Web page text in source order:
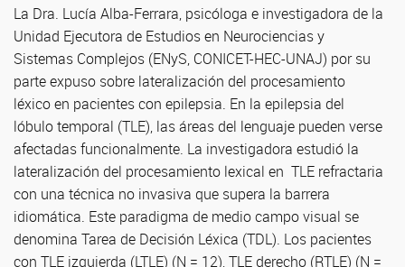
La Dra. Lucía Alba-Ferrara, psicóloga e investigadora de la
Unidad Ejecutora de Estudios en Neurociencias y
Sistemas Complejos (ENyS, CONICET-HEC-UNAJ) por su
parte expuso sobre lateralización del procesamiento
léxico en pacientes con epilepsia. En la epilepsia del
lóbulo temporal (TLE), las áreas del lenguaje pueden verse
afectadas funcionalmente. La investigadora estudió la
lateralización del procesamiento lexical en TLE refractaria
con una técnica no invasiva que supera la barrera
idiomática. Este paradigma de medio campo visual se
denomina Tarea de Decisión Léxica (TDL). Los pacientes
con TLE izquierda (LTLE) (N = 12), TLE derecho (RTLE) (N =